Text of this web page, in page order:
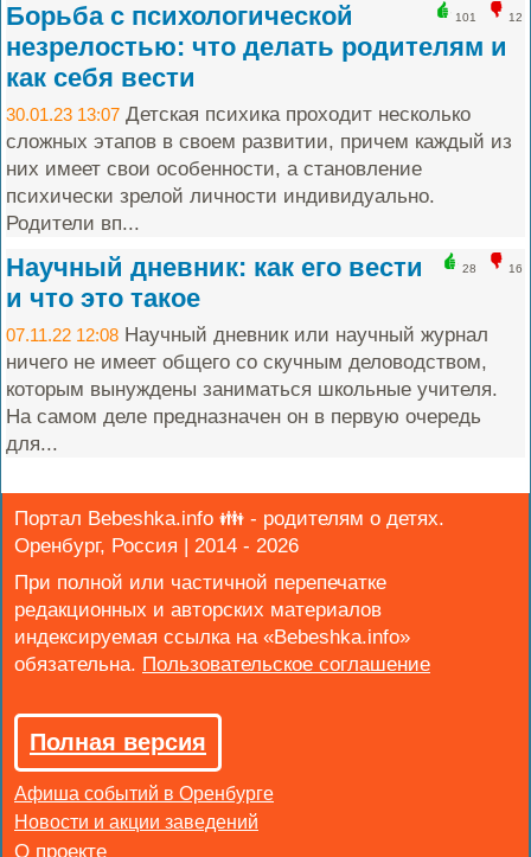
101 12
Борьба с психологической
незрелостью: что делать родителям и
как себя вести
30.01.23 13:07 Детская психика проходит несколько
сложных этапов в своем развитии, причем каждый из
них имеет свои особенности, а становление
психически зрелой личности индивидуально.
Родители вп...
28 16
Научный дневник: как его вести
и что это такое
07.11.22 12:08 Научный дневник или научный журнал
ничего не имеет общего со скучным деловодством,
которым вынуждены заниматься школьные учителя.
На самом деле предназначен он в первую очередь
для...
Портал Bebeshka.info 👪 - родителям о детях.
Оренбург, Россия | 2014 - 2026
При полной или частичной перепечатке
редакционных и авторских материалов
индексируемая ссылка на «Bebeshka.info»
обязательна.
Полная версия
Афиша событий в Оренбурге
Новости и акции заведений